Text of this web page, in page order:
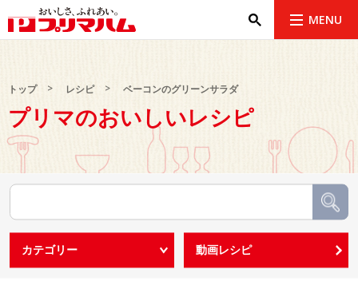
MENU
トップ レシピ ベーコンのグリーンサラダ
プリマのおいしいレシピ